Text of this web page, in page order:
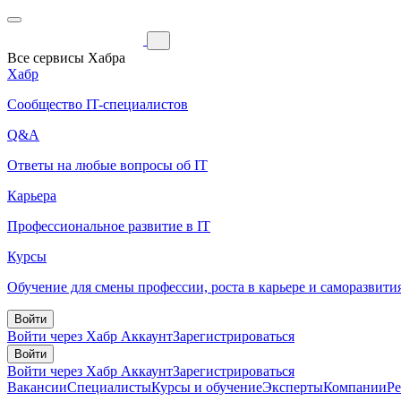
Все сервисы Хабра
Хабр
Сообщество IT-специалистов
Q&A
Ответы на любые вопросы об IT
Карьера
Профессиональное развитие в IT
Курсы
Обучение для смены профессии, роста в карьере и
Войти
Войти через Хабр АккаунтЗарегистрироваться
Войти
Войти через Хабр АккаунтЗарегистрироваться
ВакансииСпециалистыКурсы и обучениеЭкспертыКомпании